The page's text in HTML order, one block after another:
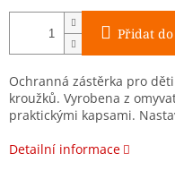
Přidat
Ochranná zástěrka pro
kroužků. Vyrobena z
praktickými kapsami.
Detailní informace